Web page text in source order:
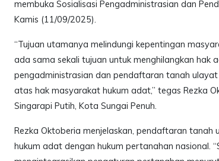
membuka Sosialisasi Pengadministrasian dan
Kamis (11/09/2025).
“Tujuan utamanya melindungi kepentingan
ada sama sekali tujuan untuk menghilangkan hak
pengadministrasian dan pendaftaran tanah
atas hak masyarakat hukum adat,” tegas Rezka
Singarapi Putih, Kota Sungai Penuh.
Rezka Oktoberia menjelaskan, pendaftaran tanah
hukum adat dengan hukum pertanahan nasional.